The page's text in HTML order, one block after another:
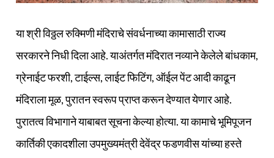
या श्री विठ्ठल रुक्मिणी मंदिराचे संवर्धनाच्या कामासाठी राज्य
सरकारने निधी दिला आहे. याअंतर्गत मंदिरात नव्याने केलेले बांधकाम,
ग्रेनाईट फरशी, टाईल्स, लाईट फिटिंग, ऑईल पेंट आदी काढून
मंदिराला मूळ, पुरातन स्वरूप प्राप्त करून देण्यात येणार आहे.
पुरातत्व विभागाने याबाबत सूचना केल्या होत्या. या कामाचे भूमिपूजन
कार्तिकी एकादशीला उपमुख्यमंत्री देवेंद्र फडणवीस यांच्या हस्ते